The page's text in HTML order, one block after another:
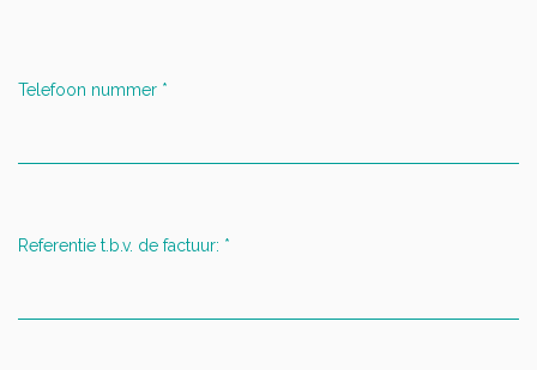
Telefoon nummer *
Referentie t.b.v. de factuur: *